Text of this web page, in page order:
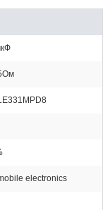
electronics